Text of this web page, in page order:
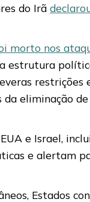
do Irã
morto nos
estrutura
restrições
eliminação
e Israel,
e alertam
Estados